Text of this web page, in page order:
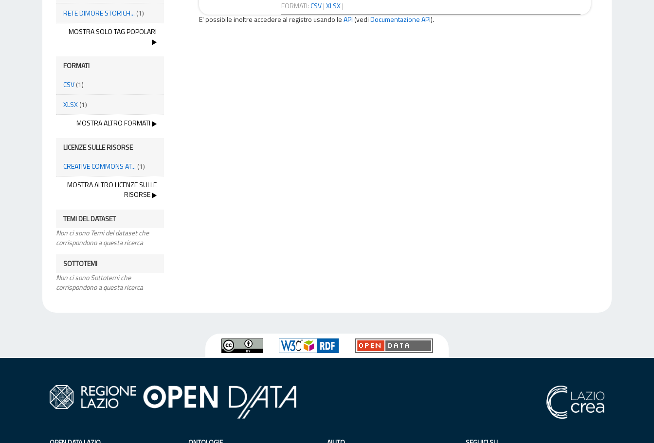
RETE DIMORE STORICH... (1)
MOSTRA SOLO TAG POPOLARI
FORMATI
CSV(1)
XLSX(1)
MOSTRA ALTRO FORMATI
LICENZE SULLE RISORSE
CREATIVE COMMONS AT... (1)
MOSTRA ALTRO LICENZE SULLE
RISORSE
TEMI DEL DATASET
Non ci sono Temi del dataset che
corrispondono a questa ricerca
SOTTOTEMI
Non ci sono Sottotemi che
corrispondono a questa ricerca
FORMATI:CSV |XLSX |
E' possibile inoltre accedere al registro usando leAPI (vediDocumentazione API).